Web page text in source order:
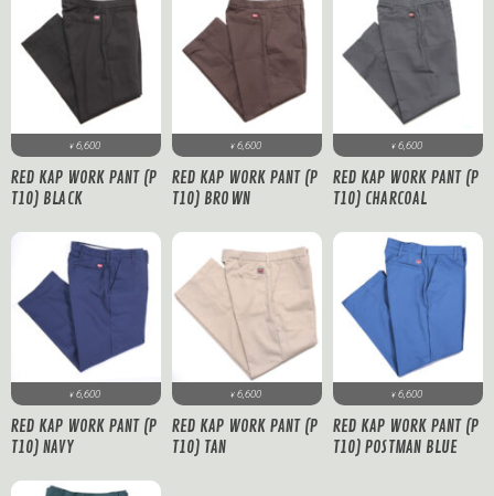
¥ 6,600
RED KAP WORK PANT (P
T10) BLACK
¥ 6,600
RED KAP WORK PANT (P
T10) BROWN
¥ 6,600
RED KAP WORK PANT (P
T10) CHARCOAL
¥ 6,600
RED KAP WORK PANT (P
T10) NAVY
¥ 6,600
RED KAP WORK PANT (P
T10) TAN
¥ 6,600
RED KAP WORK PANT (P
T10) POSTMAN BLUE